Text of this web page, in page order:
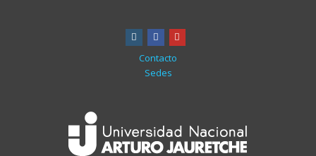
instagram
facebook
Contacto
Sedes